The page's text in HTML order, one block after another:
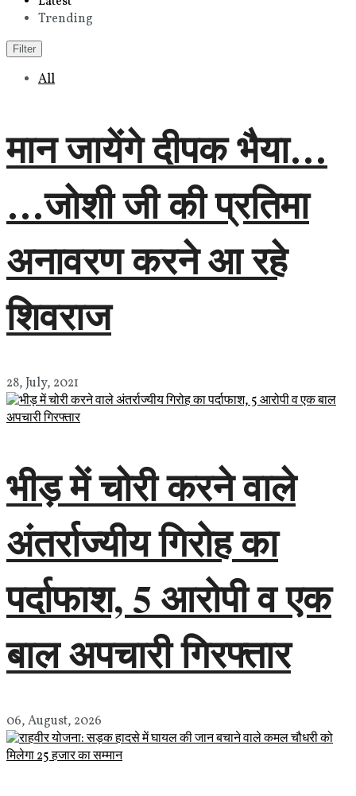
Trending
Filter
All
मान जायेंगे दीपक भैया…
…जोशी जी की प्रतिमा
अनावरण करने आ रहे
शिवराज
28, July, 2021
भीड़ में चोरी करने वाले
अंतर्राज्यीय गिरोह का
पर्दाफाश, 5 आरोपी व एक
बाल अपचारी गिरफ्तार
06, August, 2026